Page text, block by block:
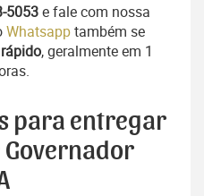
5053e fale com nossa
Whatsapptambém se
, geralmente em 1
para entregar